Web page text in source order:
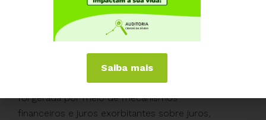
investimentos públicos, como já declarou o
Tribunal de Contas da União. Assim,
enquanto uma pessoa tem uma dívida, mas
tem um carro ou uma casa, por exemplo, o
Brasil tem uma dívida interna de cerca de
R$ 8 trilhões e não tem NADA! Essa dívida
foi gerada por meio de mecanismos
financeiros e juros exorbitantes sobre juros,
Saiba mais